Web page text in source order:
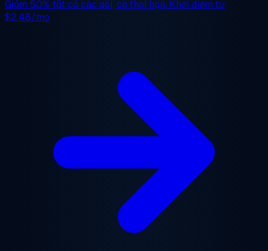
Giảm 50% tất cả các gói, có thời hạn. Khởi điểm từ
$2.48/mo